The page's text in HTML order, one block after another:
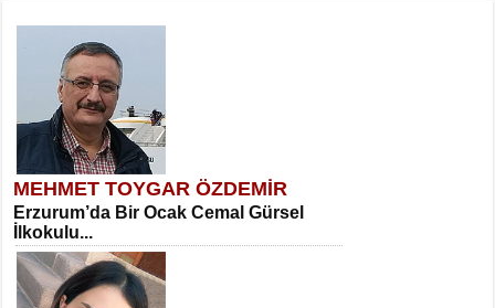
MEHMET TOYGAR ÖZDEMİR
Erzurum’da Bir Ocak Cemal Gürsel
İlkokulu...